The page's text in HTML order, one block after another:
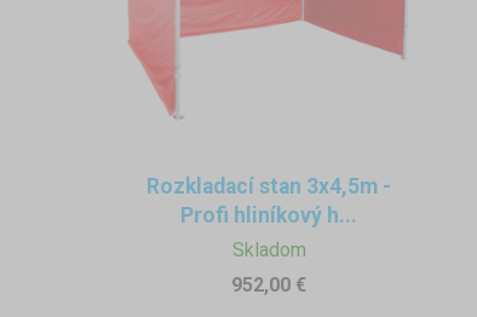
Rozkladací stan 3x4,5m -
Profi hliníkový h...
Skladom
952,00 €